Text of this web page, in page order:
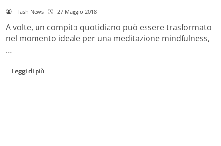
Flash News 27 Maggio 2018
A volte, un compito quotidiano può essere trasformato
nel momento ideale per una meditazione mindfulness,
…
Leggi di più